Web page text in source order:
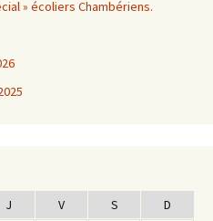
» écoliers Chambériens.
J V S
D